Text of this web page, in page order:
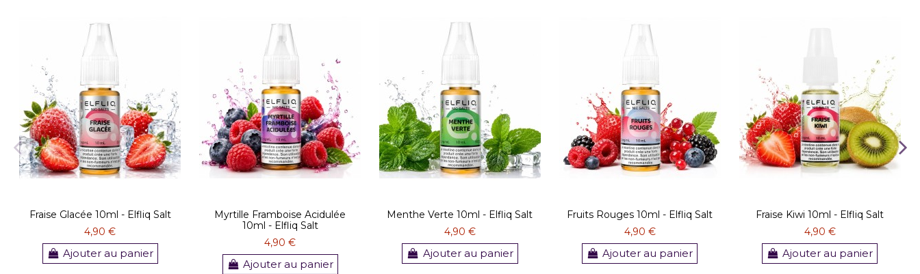
Fraise Glacée 10ml - Elfliq Salt
4,90 €
Ajouter au panier
Myrtille Framboise Acidulée
10ml - Elfliq Salt
4,90 €
Ajouter au panier
Menthe Verte 10ml - Elfliq Salt
4,90 €
Ajouter au panier
Fruits Rouges 10ml - Elfliq Salt
4,90 €
Ajouter au panier
Fraise Kiwi 10ml - Elfliq Salt
4,90 €
Ajouter au panier